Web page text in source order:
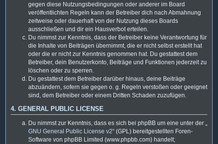
gegen diese Nutzungsbedingungen oder anderer im Board
veröffentlichten Regeln kann der Betreiber dich nach Abmahnung
zeitweise oder dauerhaft von der Nutzung dieses Boards
ausschließen und dir ein Hausverbot erteilen.
Du nimmst zur Kenntnis, dass der Betreiber keine Verantwortung für
die Inhalte von Beiträgen übernimmt, die er nicht selbst erstellt hat
oder die er nicht zur Kenntnis genommen hat. Du gestattest dem
Betreiber, dein Benutzerkonto, Beiträge und Funktionen jederzeit zu
löschen oder zu sperren.
Du gestattest dem Betreiber darüber hinaus, deine Beiträge
abzuändern, sofern sie gegen o. g. Regeln verstoßen oder geeignet
sind, dem Betreiber oder einem Dritten Schaden zuzufügen.
4. GENERAL PUBLIC LICENSE
Du nimmst zur Kenntnis, dass es sich bei phpBB um eine unter der „
GNU General Public License v2“ (GPL) bereitgestellten Foren-
Software von phpBB Limited (www.phpbb.com) handelt;